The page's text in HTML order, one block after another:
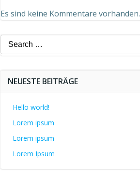
Es sind keine Kommentare vorhanden.
Search
for:
NEUESTE BEITRÄGE
Hello world!
Lorem ipsum
Lorem ipsum
Lorem Ipsum